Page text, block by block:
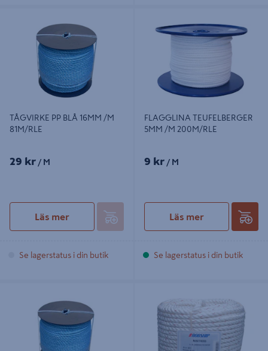
TÅGVIRKE PP BLÅ 16MM /M
81M/RLE
29 kr / M
Läs mer
Se lagerstatus i din butik
/M 200M/RLE
FLAGGLINA TEUFELBERGER
5MM /M 200M/RLE
9 kr / M
Läs mer
Se lagerstatus i din butik
LÖSFLÄTAD 12MM 220M
ARMPOLYE VIT 12MM 15M